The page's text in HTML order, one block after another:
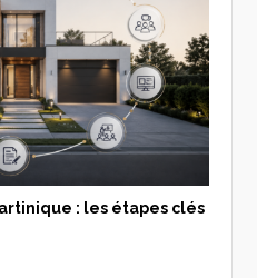
: les étapes clés